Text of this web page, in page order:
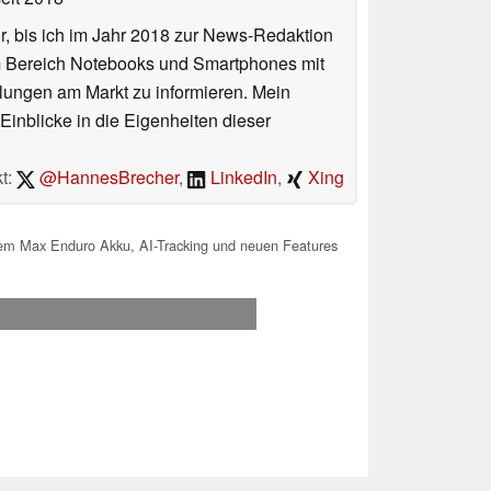
bis ich im Jahr 2018 zur News-Redaktion
Notebooks und Smartphones mit
am Markt zu informieren. Mein
in die Eigenheiten dieser
@HannesBrecher, LinkedIn, Xing
Max Enduro Akku, AI-Tracking und neuen Features